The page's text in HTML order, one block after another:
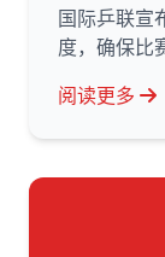
国际乒联宣
度，确保比
阅读更多